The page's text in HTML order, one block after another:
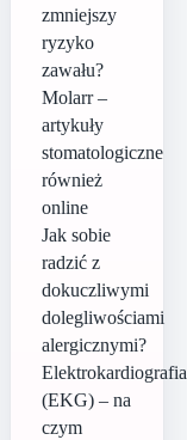
zmniejszy
ryzyko
zawału?
Molarr –
artykuły
stomatologiczne
również
online
Jak sobie
radzić z
dokuczliwymi
dolegliwościami
alergicznymi?
Elektrokardiografia
(EKG) – na
czym